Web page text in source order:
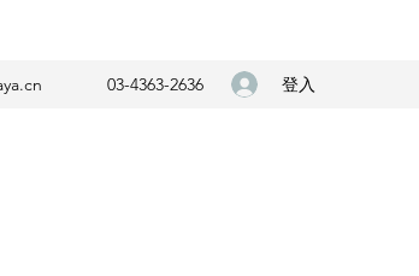
03-4363-2636 登入